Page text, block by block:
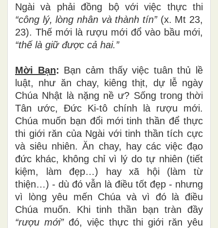
Ngài và phải đồng bộ với việc thực thi
“công lý, lòng nhân và thành tín” (x. Mt 23,
23). Thế mới là rượu mới đổ vào bầu mới,
“thế là giữ được cả hai.”
Mời Bạn: Bạn cảm thấy việc tuân thủ lề
luật, như ăn chay, kiêng thịt, dự lễ ngày
Chúa Nhật là nặng nề ư? Sống trong thời
Tân ước, Đức Ki-tô chính là rượu mới.
Chúa muốn bạn đổi mới tinh thần để thực
thi giới răn của Ngài với tinh thần tích cực
và siêu nhiên. Ăn chay, hay các việc đạo
đức khác, không chỉ vì lý do tự nhiên (tiết
kiệm, làm đẹp…) hay xã hội (làm từ
thiện…) - dù đó vẫn là điều tốt đẹp - nhưng
vì lòng yêu mến Chúa và vì đó là điều
Chúa muốn. Khi tinh thần bạn tràn đầy
“rượu mới”đó, việc thực thi giới răn yêu